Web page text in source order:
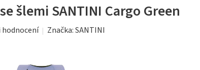
šlemi SANTINI Cargo Green
Značka:SANTINI